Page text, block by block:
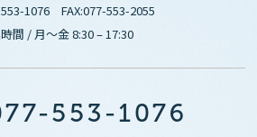
1076 FAX:077-553-2055
間 / 月〜金 8:30 – 17:30
553-1076